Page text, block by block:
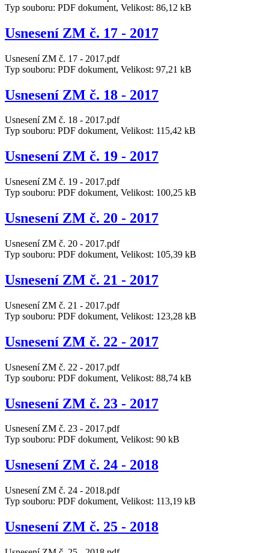
Typ souboru: PDF dokument, Velikost: 86,12 kB
Usnesení ZM č. 17 - 2017
Usnesení ZM č. 17 - 2017.pdf
Typ souboru: PDF dokument, Velikost: 97,21 kB
Usnesení ZM č. 18 - 2017
Usnesení ZM č. 18 - 2017.pdf
Typ souboru: PDF dokument, Velikost: 115,42 kB
Usnesení ZM č. 19 - 2017
Usnesení ZM č. 19 - 2017.pdf
Typ souboru: PDF dokument, Velikost: 100,25 kB
Usnesení ZM č. 20 - 2017
Usnesení ZM č. 20 - 2017.pdf
Typ souboru: PDF dokument, Velikost: 105,39 kB
Usnesení ZM č. 21 - 2017
Usnesení ZM č. 21 - 2017.pdf
Typ souboru: PDF dokument, Velikost: 123,28 kB
Usnesení ZM č. 22 - 2017
Usnesení ZM č. 22 - 2017.pdf
Typ souboru: PDF dokument, Velikost: 88,74 kB
Usnesení ZM č. 23 - 2017
Usnesení ZM č. 23 - 2017.pdf
Typ souboru: PDF dokument, Velikost: 90 kB
Usnesení ZM č. 24 - 2018
Usnesení ZM č. 24 - 2018.pdf
Typ souboru: PDF dokument, Velikost: 113,19 kB
Usnesení ZM č. 25 - 2018